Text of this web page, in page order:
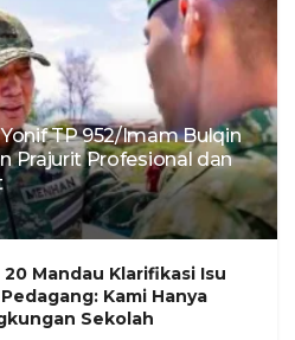
TP 952/Imam Bulqin
Prajurit Profesional dan
20 Mandau Klarifikasi Isu
Kami Hanya
Sekolah